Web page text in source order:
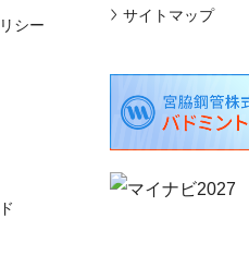
シー
サイトマップ